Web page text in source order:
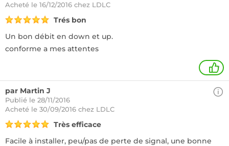
Acheté le 16/12/2016 chez LDLC
Trés bon
Un bon débit en down et up.
conforme a mes attentes
1
par Martin J
Publié le 28/11/2016
Acheté le 30/09/2016 chez LDLC
Très efficace
Facile à installer, peu/pas de perte de signal, une bonne